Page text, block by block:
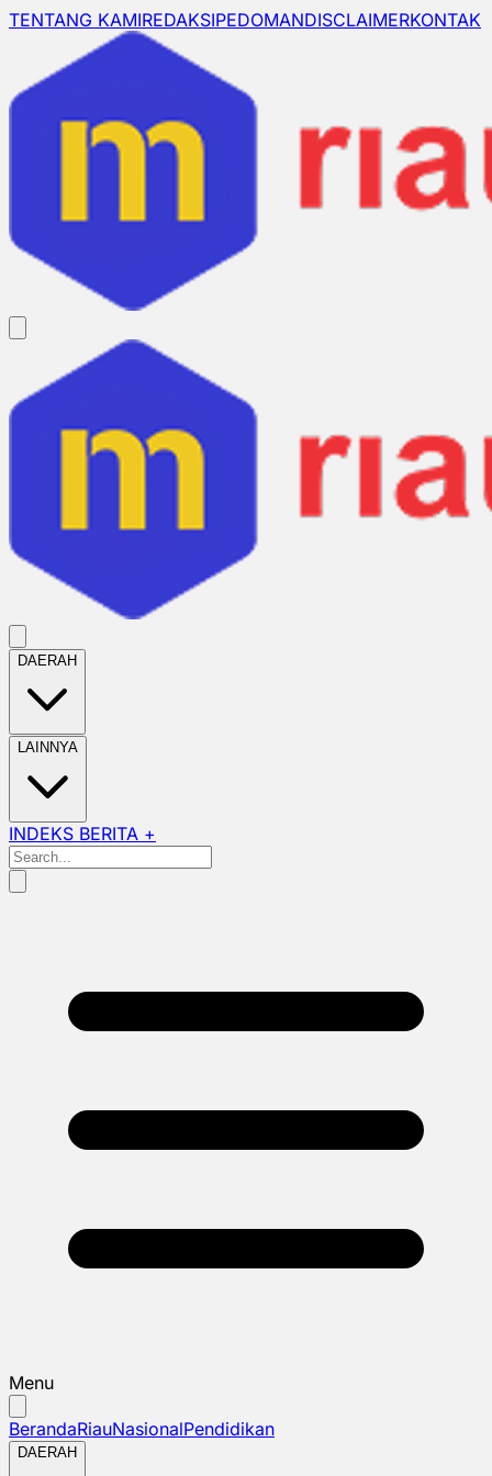
TENTANG KAMIREDAKSIPEDOMANDISCLAIMERKONTAK
DAERAH
LAINNYA
INDEKS BERITA +
Menu
BerandaRiauNasionalPendidikan
DAERAH